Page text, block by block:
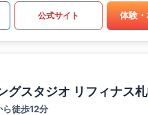
公式サイト 体験
グスタジオ リフィナス
ら徒歩12分